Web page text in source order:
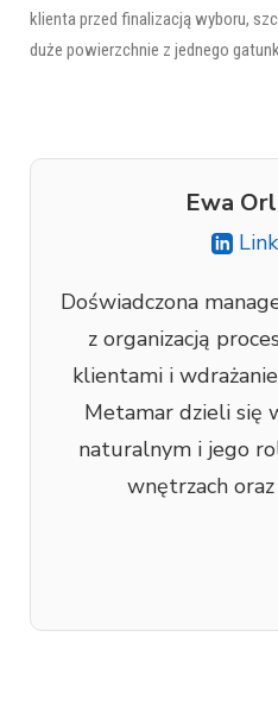
klienta przed finalizacją wyboru,
duże powierzchnie z jednego
Ewa
Doświadczona
z organizacją
klientami i
Metamar dzieli się
naturalnym i jego
wnętrzach